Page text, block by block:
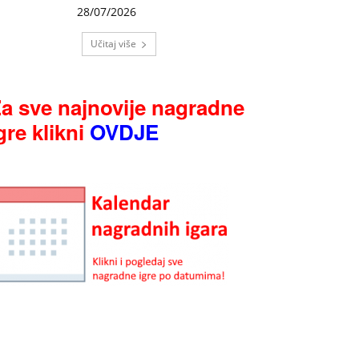
28/07/2026
Učitaj više
sve najnovije nagradne
klikni OVDJE